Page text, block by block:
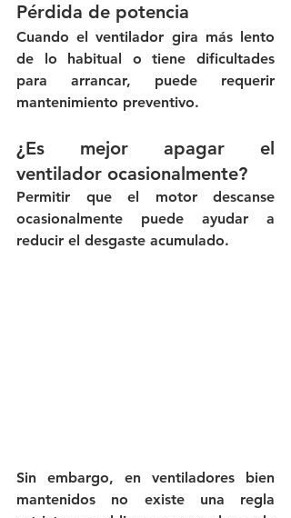
Pérdida de potencia
Cuando el ventilador gira más lento
de lo habitual o tiene dificultades
para arrancar, puede requerir
mantenimiento preventivo.
¿Es mejor apagar el
ventilador ocasionalmente?
Permitir que el motor descanse
ocasionalmente puede ayudar a
reducir el desgaste acumulado.
Sin embargo, en ventiladores bien
mantenidos no existe una regla